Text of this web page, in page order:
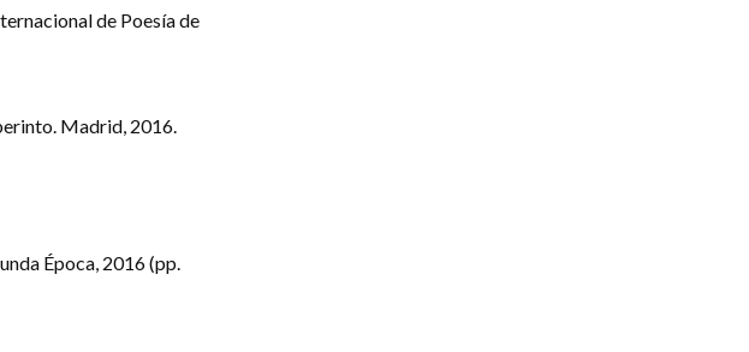
de Poesía de
Madrid, 2016.
Época, 2016 (pp.